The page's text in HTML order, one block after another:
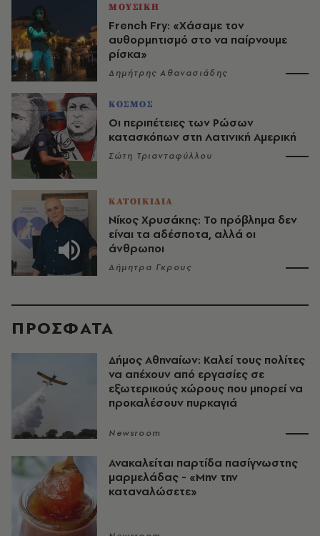
ΜΟΥΣΙΚΗ
French Fry: «Χάσαμε τον
αυθορμητισμό στο να παίρνουμε
ρίσκα»
Δημήτρης Αθανασιάδης
ΚΟΣΜΟΣ
Οι περιπέτειες των Ρώσων
κατασκόπων στη Λατινική Αμερική
Σώτη Τριανταφύλλου
ΚΑΤΟΙΚΙΔΙΑ
Νίκος Χρυσάκης: Το πρόβλημα δεν
είναι τα αδέσποτα, αλλά οι
άνθρωποι
Δήμητρα Γκρους
ΠΡΟΣΦΑΤΑ
Δήμος Αθηναίων: Καλεί τους πολίτες
να απέχουν από εργασίες σε
εξωτερικούς χώρους που μπορεί να
προκαλέσουν πυρκαγιά
Newsroom
Ανακαλείται παρτίδα πασίγνωστης
μαρμελάδας - «Μην την
καταναλώσετε»